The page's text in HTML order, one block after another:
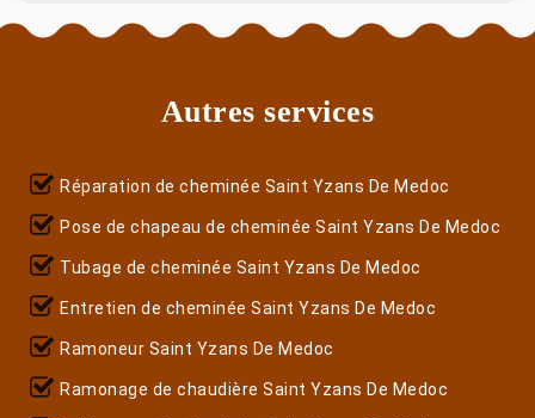
Autres services
Réparation de cheminée Saint Yzans De Medoc
Pose de chapeau de cheminée Saint Yzans De Medoc
Tubage de cheminée Saint Yzans De Medoc
Entretien de cheminée Saint Yzans De Medoc
Ramoneur Saint Yzans De Medoc
Ramonage de chaudière Saint Yzans De Medoc